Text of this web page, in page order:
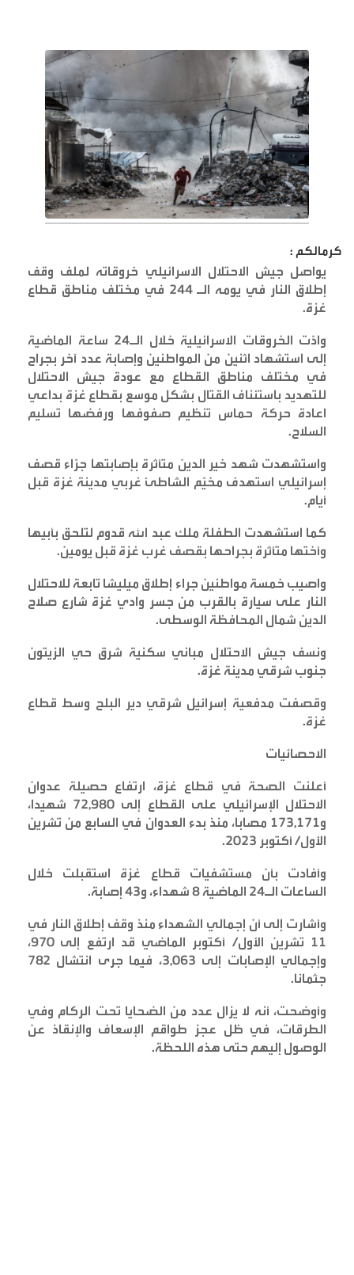
كرمالكم :
يواصل جيش الاحتلال الاسرائيلي خروقاته لملف وقف
إطلاق النار في يومه الـ 244 في مختلف مناطق قطاع
غزة.
وادّت الخروقات الاسرائيلية خلال الـ24 ساعة الماضية
إلى استشهاد اثنين من المواطنين وإصابة عدد آخر بجراح
في مختلف مناطق القطاع مع عودة جيش الاحتلال
للتهديد باستئناف القتال بشكل موسع بقطاع غزة بداعي
اعادة حركة حماس تنظيم صفوفها ورفضها تسليم
السلاح.
واستشهدت شهد خير الدين متأثرة بإصابتها جرّاء قصف
إسرائيلي استهدف مخيّم الشاطئ غربي مدينة غزة قبل
أيام.
كما استشهدت الطفلة ملك عبد الله قدوم لتلحق بأبيها
وأختها متأثرة بجراحها بقصف غرب غزة قبل يومين.
واصيب خمسة مواطنين جراء إطلاق ميليشا تابعة للاحتلال
النار على سيارة بالقرب من جسر وادي غزة شارع صلاح
الدين شمال المحافظة الوسطى.
ونسف جيش الاحتلال مباني سكنية شرق حي الزيتون
جنوب شرقي مدينة غزة.
وقصفت مدفعية إسرائيل شرقي دير البلح وسط قطاع
غزة.
الاحصائيات
أعلنت الصحة في قطاع غزة، ارتفاع حصيلة عدوان
الاحتلال الإسرائيلي على القطاع إلى 72,980 شهيدا،
و173,171 مصابا، منذ بدء العدوان في السابع من تشرين
الأول/ أكتوبر 2023
.
وأفادت بأن مستشفيات قطاع غزة استقبلت خلال
الساعات الـ24 الماضية 8 شهداء، و43 إصابة
.
وأشارت إلى أن إجمالي الشهداء منذ وقف إطلاق النار في
11 تشرين الأول/ أكتوبر الماضي قد ارتفع إلى 970،
وإجمالي الإصابات إلى 3,063، فيما جرى انتشال 782
جثمانا.
وأوضحت، أنه لا يزال عدد من الضحايا تحت الركام وفي
الطرقات، في ظل عجز طواقم الإسعاف والإنقاذ عن
الوصول إليهم حتى هذه اللحظة.